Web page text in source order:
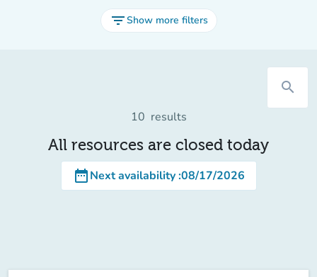
filter_listShow more filters
search
10 results
All resources are closed today
date_rangeNext availability:08/17/2026